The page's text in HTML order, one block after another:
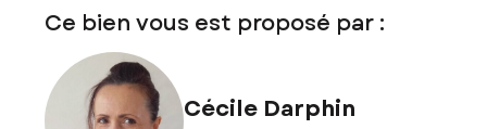
26 63 54 03, E-mail : cecile.darphin@safti.fr - EI - Agent
commercial immatriculé au RSAC de CHALON-SUR-SAÔNE
sous le numéro 842 067 530
Ce bien vous est proposé par :
Cécile Darphin